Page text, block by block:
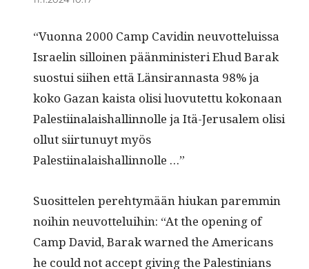
“Vuon­na 2000 Camp Cavidin neu­vot­teluis­sa
Israelin sil­loinen pään­min­is­teri Ehud Barak
suos­tui siihen että Län­sir­an­nas­ta 98% ja
koko Gazan kaista olisi luovutet­tu kokon­aan
Palesti­inalaishallinnolle ja Itä-Jerusalem olisi
ollut siir­tunuyt myös
Palestiinalaishallinnolle …”
Suosit­te­len pere­htymään hiukan parem­min
noi­hin neu­vot­telui­hin: “At the open­ing of
Camp David, Barak warned the Amer­i­cans
he could not accept giv­ing the Pales­tini­ans